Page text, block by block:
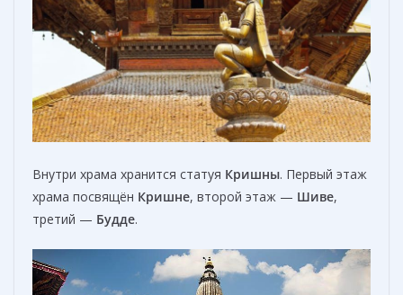
Внутри храма хранится статуя Кришны. Первый этаж
храма посвящён Кришне, второй этаж — Шиве,
третий — Будде.